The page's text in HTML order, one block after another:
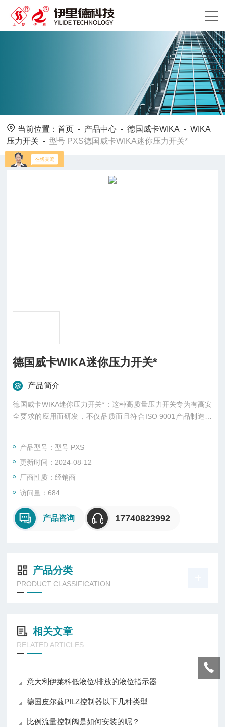
当前位置：首页 - 产品中心 -德国威卡WIKA -WIKA
压力开关 -型号 PXS德国威卡WIKA迷你压力开关*
德国威卡WIKA迷你压力开关*
产品简介
德国威卡WIKA迷你压力开关*：这种高质量压力开关专为有高安
全要求的应用而研发，不仅品质而且符合ISO 9001产品制造标
准，可实现可靠监控。在生产中，开关在每个步骤都经由质量管
产品型号：型号 PXS
更新时间：2024-08-12
厂商性质：经销商
访问量：684
产品咨询 17740823992
产品分类
PRODUCT CLASSIFICATION
相关文章
RELATED ARTICLES
意大利伊莱科低液位/排放的液位指示器
德国皮尔兹PILZ控制器以下几种类型
比例流量控制阀是如何安装的呢？